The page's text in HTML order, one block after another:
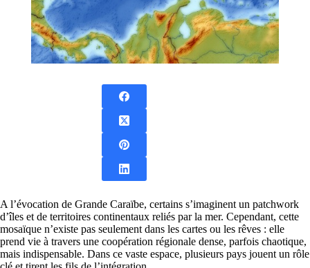
A l’évocation de Grande Caraïbe, certains s’imaginent un patchwork
d’îles et de territoires continentaux reliés par la mer. Cependant, cette
mosaïque n’existe pas seulement dans les cartes ou les rêves : elle
prend vie à travers une coopération régionale dense, parfois chaotique,
mais indispensable. Dans ce vaste espace, plusieurs pays jouent un rôle